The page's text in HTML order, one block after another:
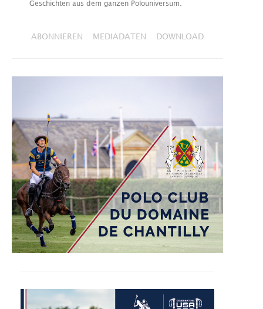
Geschichten aus dem ganzen Polouniversum.
ABONNIEREN MEDIADATEN DOWNLOAD